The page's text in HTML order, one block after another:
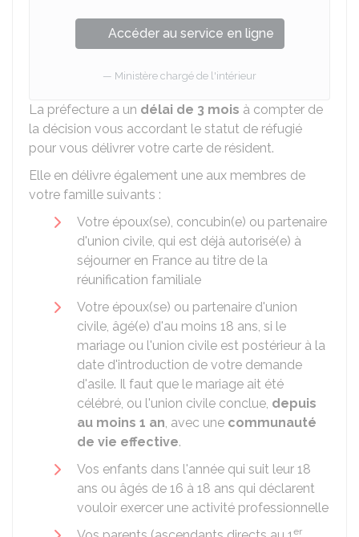
Accéder au service en ligne
Ministère chargé de l'intérieur
La préfecture a un délai de 3 mois à compter de
la décision vous accordant le statut de réfugié
pour vous délivrer votre carte de résident.
Elle en délivre également une aux membres de
votre famille suivants :
Votre époux(se), concubin(e) ou partenaire
d'union civile, qui est déjà autorisé(e) à
séjourner en France au titre de la
réunification familiale
Votre époux(se) ou partenaire d'union
civile, âgé(e) d'au moins 18 ans, si le
mariage ou l'union civile est postérieur à la
date d'introduction de votre demande
d'asile. Il faut que le mariage ait été
célébré, ou l'union civile conclue, depuis
au moins 1 an, avec une communauté
de vie effective.
Vos enfants dans l'année qui suit leur 18
ans ou âgés de 16 à 18 ans qui déclarent
vouloir exercer une activité professionnelle
er